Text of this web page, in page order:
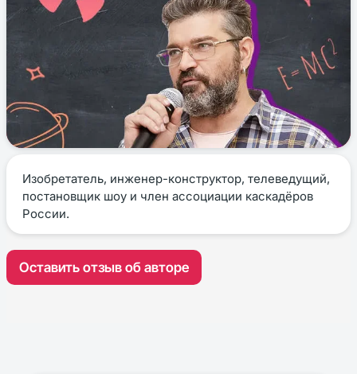
Изобретатель, инженер-конструктор, телеведущий,
постановщик шоу и член ассоциации каскадёров
России.
Оставить отзыв об авторе